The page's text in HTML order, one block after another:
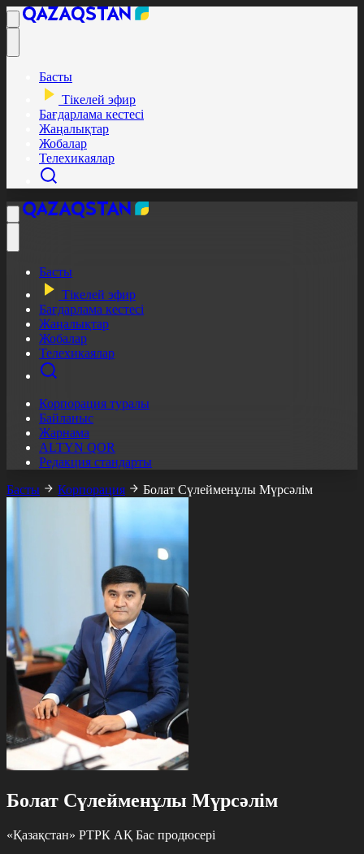
Басты
Тікелей эфир
Бағдарлама кестесі
Жаңалықтар
Жобалар
Телехикаялар
Басты
Тікелей эфир
Бағдарлама кестесі
Жаңалықтар
Жобалар
Телехикаялар
Корпорация туралы
Байланыс
Жарнама
ALTYN QOR
Редакция стандарты
Басты
Корпорация Болат Сүлейменұлы Мүрсәлім
Болат Сүлейменұлы Мүрсәлім
«Қазақстан» РТРК АҚ Бас продюсері